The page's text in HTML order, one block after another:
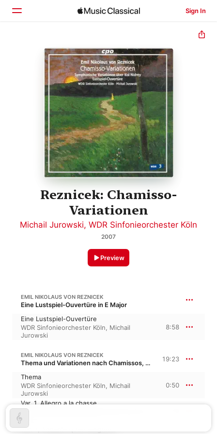
Sign In
Home
Browse
Search
Reznicek: Chamisso-
Variationen
Michail Jurowski, WDR Sinfonieorchester Köln
2007
Preview
EMIL NIKOLAUS VON REZNICEK
Eine Lustspiel-Ouvertüre in E Major
Eine Lustspiel-Ouvertüre
WDR Sinfonieorchester Köln, Michail
Jurowski
8:58
EMIL NIKOLAUS VON REZNICEK
Thema und Variationen nach Chamissos, “Tragische Geschichte” 19:23
Thema
WDR Sinfonieorchester Köln, Michail
Jurowski
0:50
Var. 1, Allegro a la chasse
Michail Jurowski
Köln
Var. 2, Andante quasi allegretto